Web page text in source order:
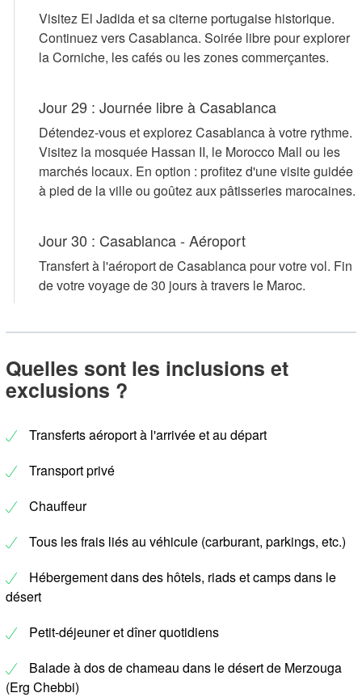
Visitez El Jadida et sa citerne portugaise historique.
Continuez vers Casablanca. Soirée libre pour explorer
la Corniche, les cafés ou les zones commerçantes.
Jour 29 : Journée libre à Casablanca
Détendez-vous et explorez Casablanca à votre rythme.
Visitez la mosquée Hassan II, le Morocco Mall ou les
marchés locaux. En option : profitez d'une visite guidée
à pied de la ville ou goûtez aux pâtisseries marocaines.
Jour 30 : Casablanca - Aéroport
Transfert à l'aéroport de Casablanca pour votre vol. Fin
de votre voyage de 30 jours à travers le Maroc.
Quelles sont les inclusions et
exclusions ?
Transferts aéroport à l'arrivée et au départ
Transport privé
Chauffeur
Tous les frais liés au véhicule (carburant, parkings, etc.)
Hébergement dans des hôtels, riads et camps dans le
désert
Petit-déjeuner et dîner quotidiens
Balade à dos de chameau dans le désert de Merzouga
(Erg Chebbi)